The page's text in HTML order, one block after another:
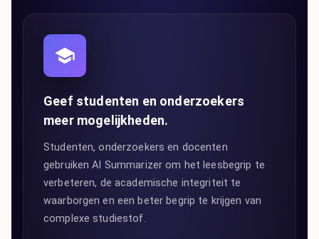
Geef studenten en onderzoekers
meer mogelijkheden.
Studenten, onderzoekers en docenten
gebruiken AI Summarizer om het leesbegrip te
verbeteren, de academische integriteit te
waarborgen en een beter begrip te krijgen van
complexe studiestof.